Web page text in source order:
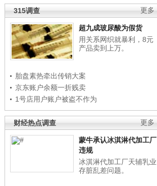
更多
315调查
超九成玻尿酸为假货
用关系网织就暴利，8元
产品卖到上万。
胎盘素热牵出传销大案
京东账户余额一折贱卖
1号店用户账户被盗不作为
更多
财经热点调查
蒙牛承认冰淇淋代加工厂
违规
冰淇淋代加工厂天辅乳业
存脏乱差问题。